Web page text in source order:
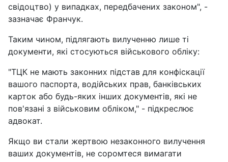
свідоцтво) у випадках, передбачених законом", -
зазначає Франчук.
Таким чином, підлягають вилученню лише ті
документи, які стосуються військового обліку:
"ТЦК не мають законних підстав для конфіскації
вашого паспорта, водійських прав, банківських
карток або будь-яких інших документів, які не
пов'язані з військовим обліком," - підкреслює
адвокат.
Якщо ви стали жертвою незаконного вилучення
ваших документів, не соромтеся вимагати